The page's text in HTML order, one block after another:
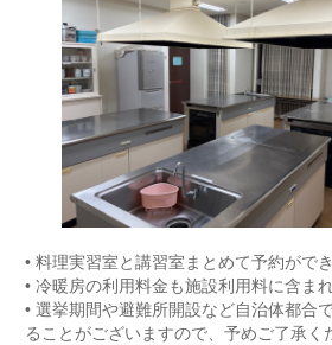
• 料理実習室と講習室まとめて予約ができ
• 冷暖房の利用料金も施設利用料に含ま
• 選挙期間や避難所開設など自治体都合
ることがございますので、予めご了承く